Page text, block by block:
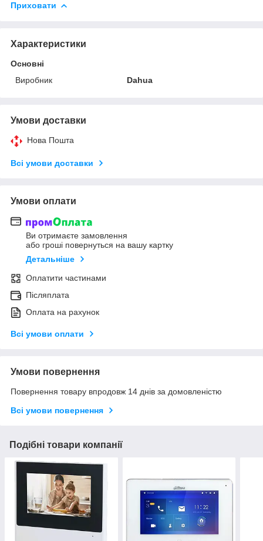
Приховати
Характеристики
Основні
Виробник
Dahua
Умови доставки
Нова Пошта
Всі умови доставки
Умови оплати
Ви отримаєте замовлення
або гроші повернуться на вашу картку
Детальніше
Оплатити частинами
Післяплата
Оплата на рахунок
Всі умови оплати
Умови повернення
Повернення товару впродовж 14 днів за домовленістю
Всі умови повернення
Подібні товари компанії